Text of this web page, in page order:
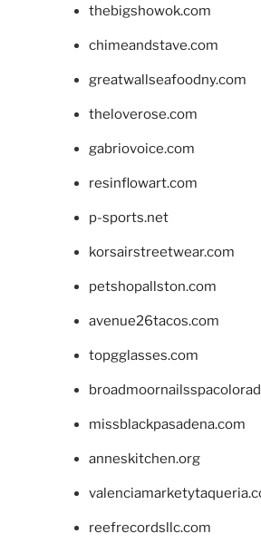
thebigshowok.com
chimeandstave.com
greatwallseafoodny.com
theloverose.com
gabriovoice.com
resinflowart.com
p-sports.net
korsairstreetwear.com
petshopallston.com
avenue26tacos.com
topgglasses.com
missblackpasadena.com
anneskitchen.org
reefrecordsllc.com